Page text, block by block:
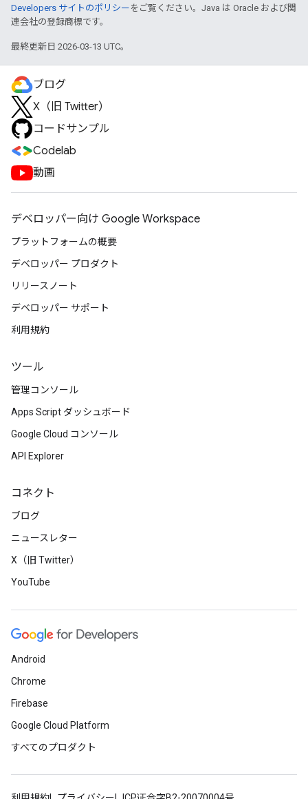
Developers サイトのポリシー をご覧ください。Java は Oracle および関
連会社の登録商標です。
最終更新日 2026-03-13 UTC。
ブログ
X（旧 Twitter）
コードサンプル
Codelab
動画
デベロッパー向け Google Workspace
プラットフォームの概要
デベロッパー プロダクト
リリースノート
デベロッパー サポート
利用規約
ツール
管理コンソール
Apps Script ダッシュボード
Google Cloud コンソール
API Explorer
コネクト
ブログ
ニュースレター
X（旧 Twitter）
YouTube
Android
Chrome
Firebase
Google Cloud Platform
すべてのプロダクト